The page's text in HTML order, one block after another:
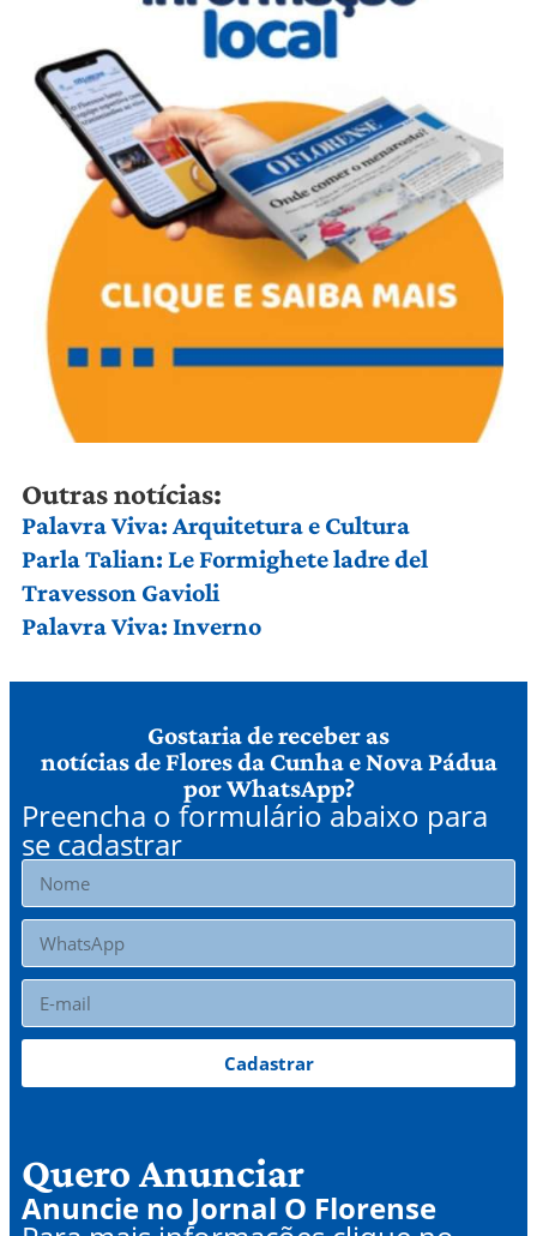
Outras notícias:
Palavra Viva: Arquitetura e Cultura
Parla Talian: Le Formighete ladre del
Travesson Gavioli
Palavra Viva: Inverno
Gostaria de receber as
notícias de Flores da Cunha e Nova Pádua
por WhatsApp?
Preencha o formulário abaixo para
se cadastrar
Cadastrar
Quero Anunciar
Anuncie no Jornal O Florense